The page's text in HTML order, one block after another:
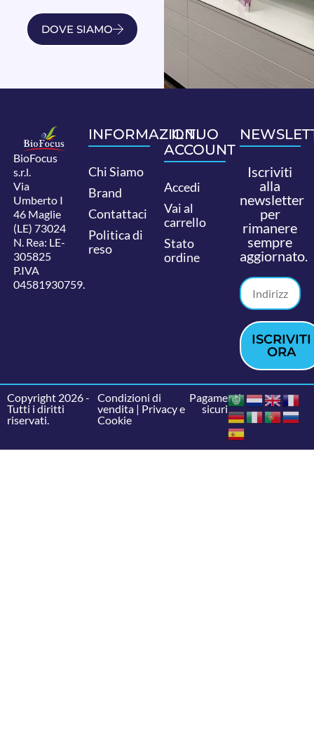
DOVE SIAMO
BioFocus
s.r.l.
Via
Umberto I
46 Maglie
(LE) 73024
N. Rea: LE-
305825
P.IVA
04581930759.
INFORMAZIONI
Chi Siamo
Brand
Contattaci
Politica di
reso
IL TUO
ACCOUNT
Accedi
Vai al
carrello
Stato
ordine
Iscriviti
alla
newsletter
per
rimanere
sempre
aggiornato.
ISCRIVITI
ORA
Copyright 2026 -
Tutti i diritti
riservati.
Condizioni di
vendita| Privacy e
Cookie
Pagamenti
sicuri